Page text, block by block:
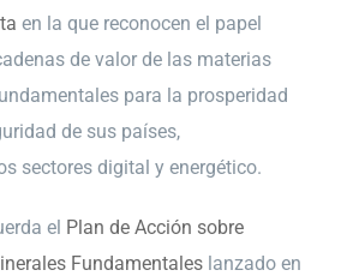
en la que reconocen el papel
de valor de las materias
para la prosperidad
de sus países,
sectores digital y energético.
el Plan de Acción sobre
Fundamentales lanzado en